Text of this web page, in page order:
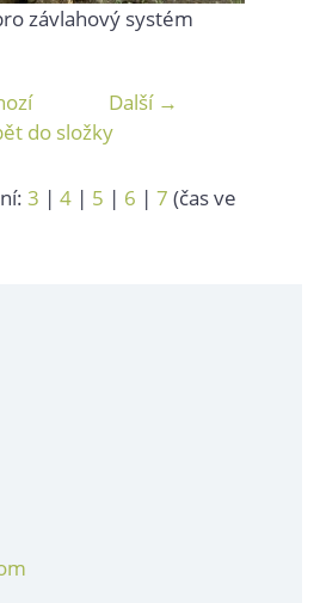
závlahový systém
Další →
do složky
3 | 4 | 5 | 6 | 7 (čas ve